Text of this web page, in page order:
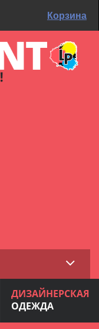
Корзина
ДИЗАЙНЕРСКАЯ
ОДЕЖДА